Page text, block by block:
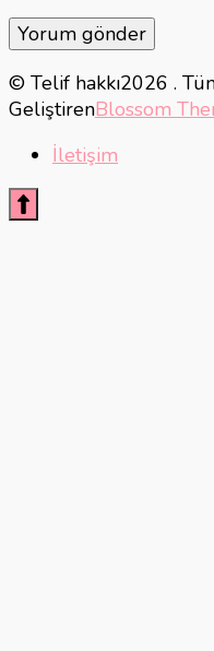
© Telif hakkı2026 .
GeliştirenBlossom
İletişim